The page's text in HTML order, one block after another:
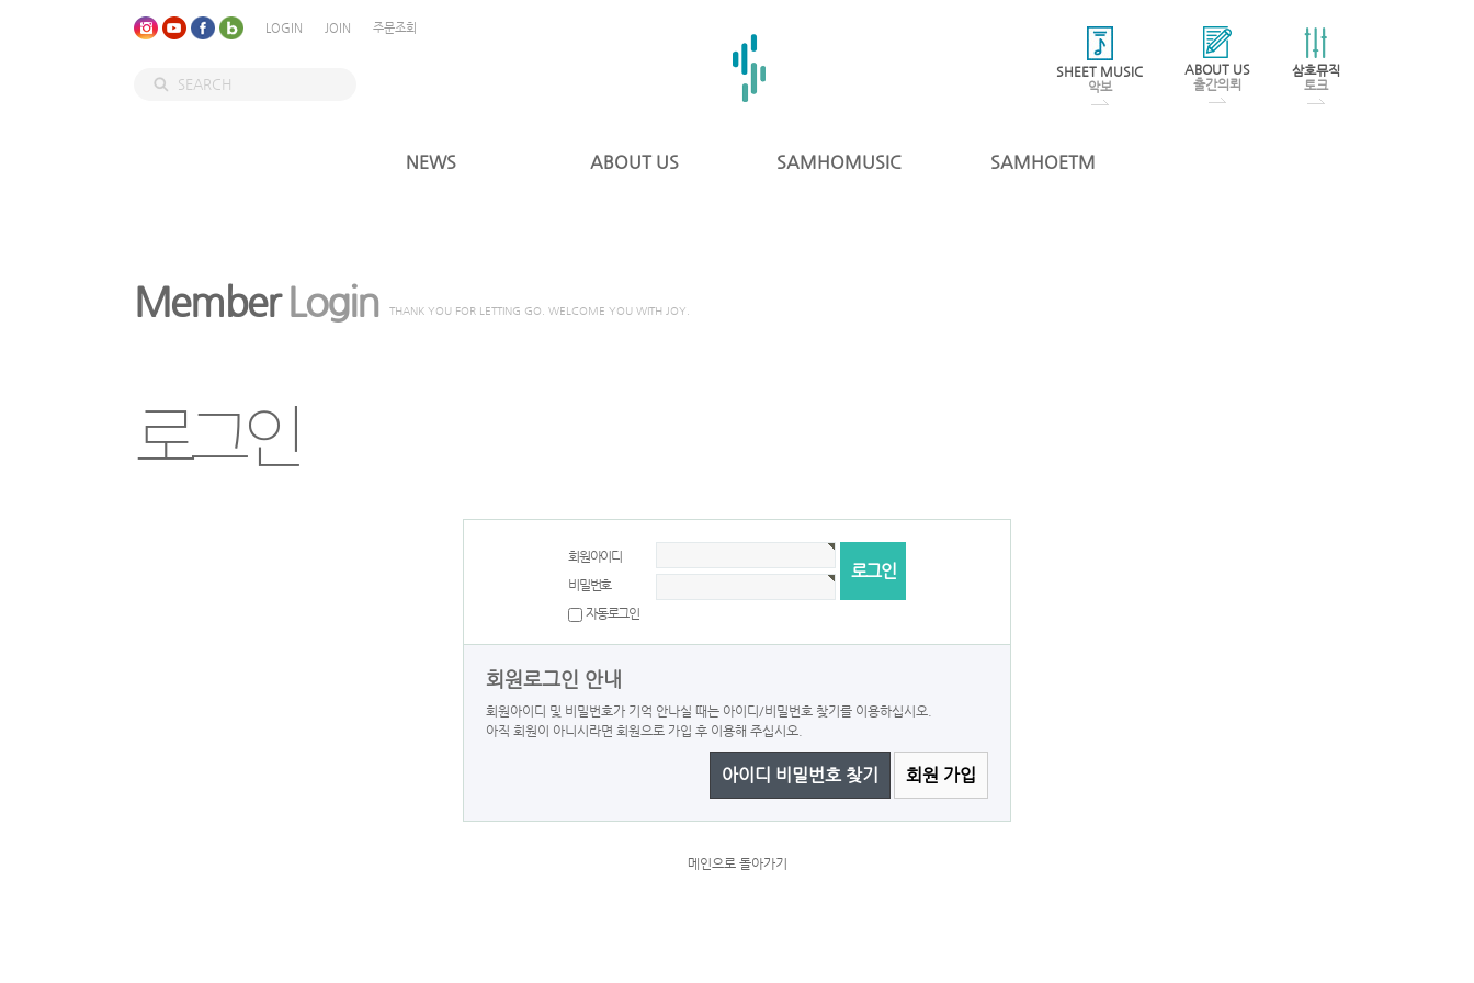
LOGIN JOIN 주문조회
SHEET MUSIC
악보
ABOUT US
출간의뢰
삼호뮤직
토크
NEWS ABOUT US SAMHOMUSIC SAMHOETM
MemberLogin THANK YOU FOR LETTING GO. WELCOME YOU WITH JOY.
로그인
회원아이디
비밀번호
자동로그인
회원로그인 안내
회원아이디 및 비밀번호가 기억 안나실 때는 아이디/비밀번호 찾기를 이용하십시오.
아직 회원이 아니시라면 회원으로 가입 후 이용해 주십시오.
아이디 비밀번호 찾기 회원 가입
메인으로 돌아가기